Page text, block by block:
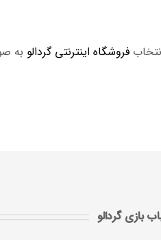
فروشگاه اینترنتی گردالو به
بازی گردالو